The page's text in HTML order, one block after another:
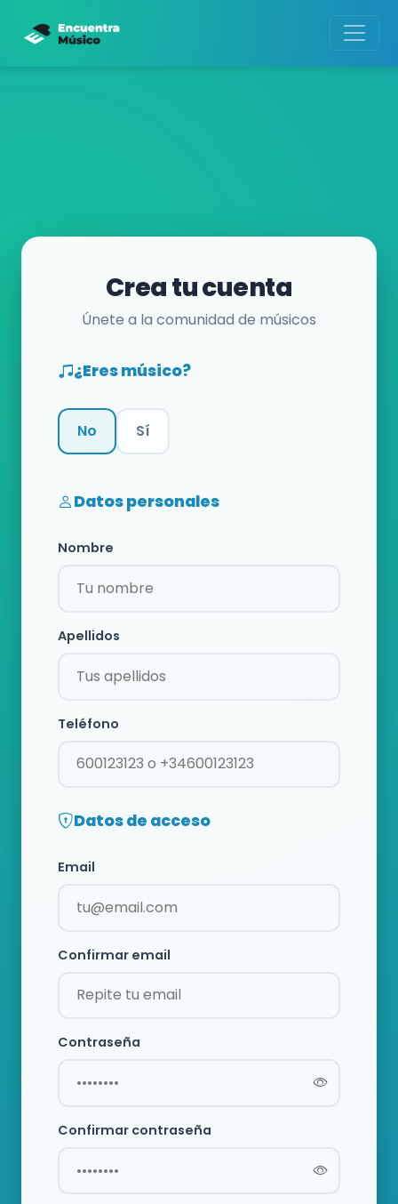
Crea tu cuenta
Únete a la comunidad de músicos
¿Eres músico?
No Sí
Datos personales
Nombre
Apellidos
Teléfono
Datos de acceso
Email
Confirmar email
Contraseña
Confirmar contraseña